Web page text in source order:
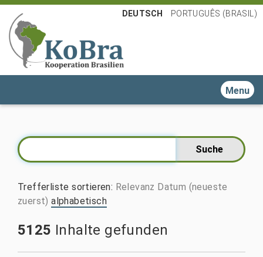
DEUTSCH PORTUGUÊS (BRASIL)
Toggle
Trefferliste sortieren: Relevanz Datum (neueste
zuerst) alphabetisch
5125 Inhalte gefunden